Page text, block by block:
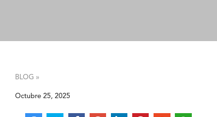
BLOG »
Octubre 25, 2025